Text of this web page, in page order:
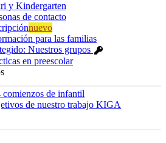
y Kindergarten
de contacto
nuevo
para las familias
Nuestros grupos
en preescolar
comienzos de infantil
de nuestro trabajo KIGA